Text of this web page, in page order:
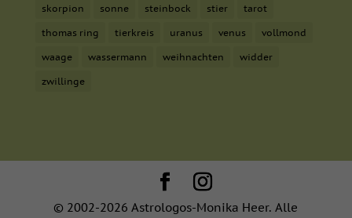
skorpion sonne steinbock stier tarot
thomas ring tierkreis uranus venus vollmond
waage wassermann weihnachten widder
zwillinge
© 2002-2026 Astrologos-Monika Heer. Alle